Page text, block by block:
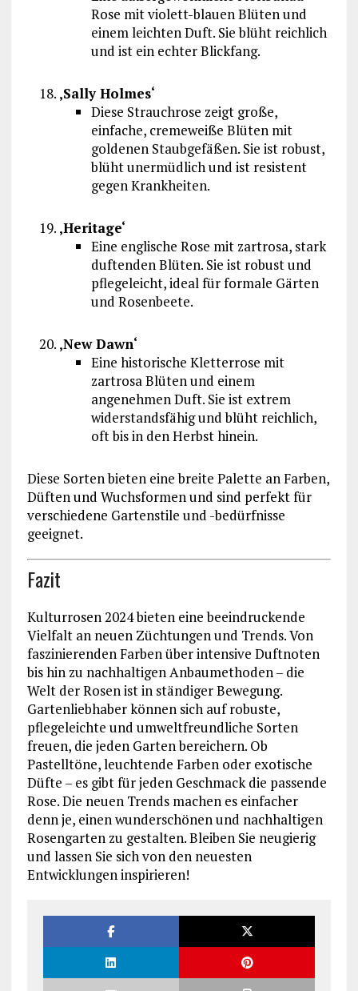
Rose mit violett-blauen Blüten und
einem leichten Duft. Sie blüht reichlich
und ist ein echter Blickfang.
‚Sally Holmes‘
Diese Strauchrose zeigt große,
einfache, cremeweiße Blüten mit
goldenen Staubgefäßen. Sie ist robust,
blüht unermüdlich und ist resistent
gegen Krankheiten.
‚Heritage‘
Eine englische Rose mit zartrosa, stark
duftenden Blüten. Sie ist robust und
pflegeleicht, ideal für formale Gärten
und Rosenbeete.
‚New Dawn‘
Eine historische Kletterrose mit
zartrosa Blüten und einem
angenehmen Duft. Sie ist extrem
widerstandsfähig und blüht reichlich,
oft bis in den Herbst hinein.
Diese Sorten bieten eine breite Palette an Farben,
Düften und Wuchsformen und sind perfekt für
verschiedene Gartenstile und -bedürfnisse
geeignet.
Fazit
Kulturrosen 2024 bieten eine beeindruckende
Vielfalt an neuen Züchtungen und Trends. Von
faszinierenden Farben über intensive Duftnoten
bis hin zu nachhaltigen Anbaumethoden – die
Welt der Rosen ist in ständiger Bewegung.
Gartenliebhaber können sich auf robuste,
pflegeleichte und umweltfreundliche Sorten
freuen, die jeden Garten bereichern. Ob
Pastelltöne, leuchtende Farben oder exotische
Düfte – es gibt für jeden Geschmack die passende
Rose. Die neuen Trends machen es einfacher
denn je, einen wunderschönen und nachhaltigen
Rosengarten zu gestalten. Bleiben Sie neugierig
und lassen Sie sich von den neuesten
Entwicklungen inspirieren!